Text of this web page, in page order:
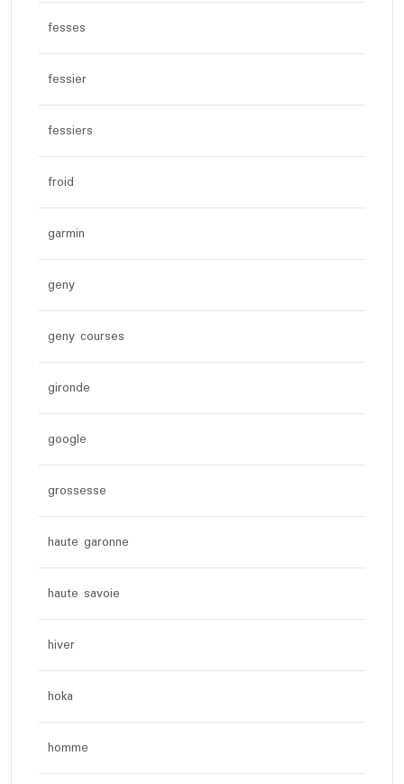
fesses
fessier
fessiers
froid
garmin
geny
geny courses
gironde
google
grossesse
haute garonne
haute savoie
hiver
hoka
homme